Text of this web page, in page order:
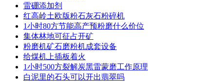
雷硼添加剂
红高岭土欧版粉石灰石粉碎机
1小时80方节能高产预粉磨什么价位
集体林地可征占开矿
粉磨机矿石磨粉机成套设备
给煤机上插板着火
1小时500方裂解炭黑雷蒙磨工作原理
白泥里的石头可以开出翡翠吗